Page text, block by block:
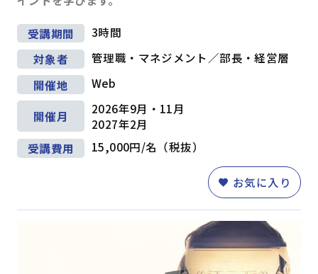
受講期間
3時間
対象者
管理職・マネジメント／部長・経営層
開催地
Web
開催月
2026年9月・11月
2027年2月
受講費用
15,000円/名（税抜）
お気に入り
階層別マインドセット・知識
アセスメント研修
キャリアデザイン
ダイバーシティ＆インクルージョン(5)
営業・サービス
マネジメントスキル
経営管理
組織運営
人材育成(19)
論理思考(26) 問題解決(30)
情報収集・分析(24)
(6)
業務改善 (10)